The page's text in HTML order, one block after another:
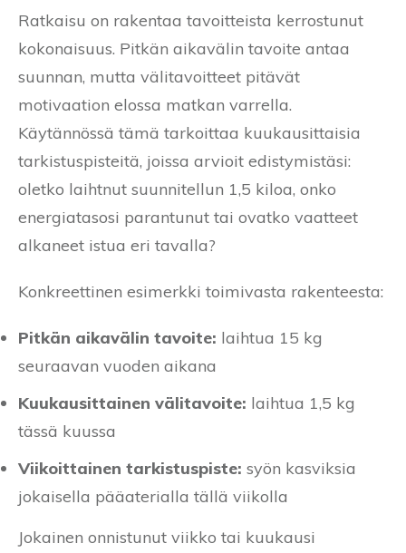
Ratkaisu on rakentaa tavoitteista kerrostunut
kokonaisuus. Pitkän aikavälin tavoite antaa
suunnan, mutta välitavoitteet pitävät
motivaation elossa matkan varrella.
Käytännössä tämä tarkoittaa kuukausittaisia
tarkistuspisteitä, joissa arvioit edistymistäsi:
oletko laihtnut suunnitellun 1,5 kiloa, onko
energiatasosi parantunut tai ovatko vaatteet
alkaneet istua eri tavalla?
Konkreettinen esimerkki toimivasta rakenteesta:
Pitkän aikavälin tavoite: laihtua 15 kg
seuraavan vuoden aikana
Kuukausittainen välitavoite: laihtua 1,5 kg
tässä kuussa
Viikoittainen tarkistuspiste: syön kasviksia
jokaisella pääaterialla tällä viikolla
Jokainen onnistunut viikko tai kuukausi